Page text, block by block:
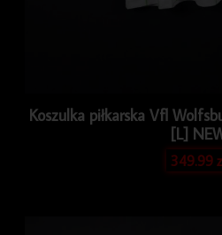
Koszulka piłkarska Vfl
[L]
349.99